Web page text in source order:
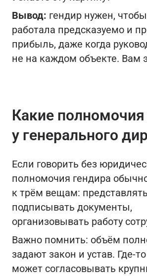
Вывод: гендир нужен,
работала предсказуемо и
прибыль, даже когда
не на каждом объекте. Вам
Какие полномочия
у генерального
Если говорить без
полномочия гендира
к трём вещам:
подписывать документы,
организовывать работу
Важно помнить: объём
задают закон и устав.
может согласовывать